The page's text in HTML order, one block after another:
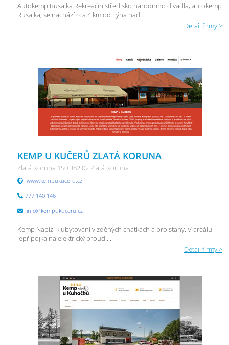
Autokemp Rusalka Rekreační středisko národního divadla, autokemp
Rusalka, se nachází cca 4 km od Týna nad ...
Detail firmy >
KEMP U KUČERŮ ZLATÁ KORUNA
Zlatá Koruna 150 382 02 Zlatá Koruna
www.kempukuceru.cz
777 140 146
info@kempukuceru.cz
Kemp Nabízí k ubytování v zděných chatkách a pro stany. V areálu
jepřípojka na elektrický proud ...
Detail firmy >